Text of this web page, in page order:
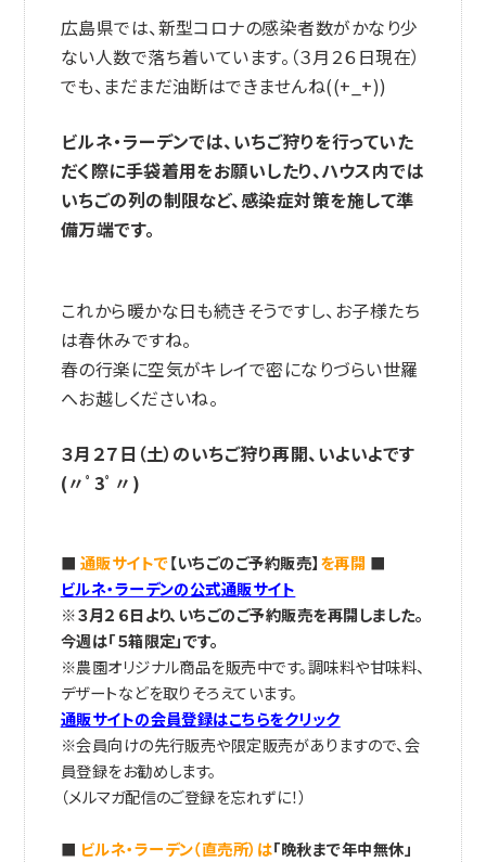
広島県では、新型コロナの感染者数がかなり少
ない人数で落ち着いています。（３月２６日現在）
でも、まだまだ油断はできませんね((+_+))
ビルネ・ラーデンでは、いちご狩りを行っていた
だく際に手袋着用をお願いしたり、ハウス内では
いちごの列の制限など、感染症対策を施して準
備万端です。
これから暖かな日も続きそうですし、お子様たち
は春休みですね。
春の行楽に空気がキレイで密になりづらい世羅
へお越しくださいね。
３月２７日（土）のいちご狩り再開、いよいよです
(〃ﾟ3ﾟ〃)
■ 通販サイトで【いちごのご予約販売】を再開 ■
ビルネ・ラーデンの公式通販サイト
※３月２６日より、いちごのご予約販売を再開しました。
今週は「５箱限定」です。
※農園オリジナル商品を販売中です。調味料や甘味料、
デザートなどを取りそろえています。
通販サイトの会員登録はこちらをクリック
※会員向けの先行販売や限定販売がありますので、会
員登録をお勧めします。
（メルマガ配信のご登録を忘れずに！）
■ ビルネ・ラーデン（直売所）は「晩秋まで年中無休」